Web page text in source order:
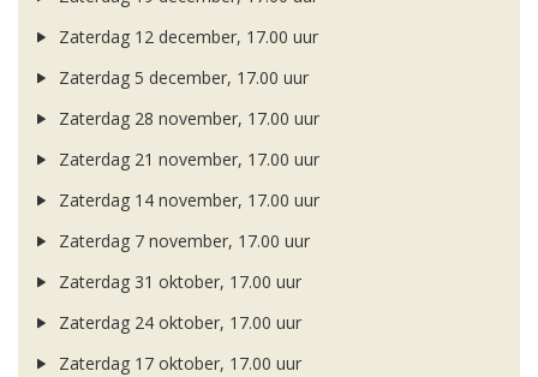
Zaterdag 12 december, 17.00 uur
Zaterdag 5 december, 17.00 uur
Zaterdag 28 november, 17.00 uur
Zaterdag 21 november, 17.00 uur
Zaterdag 14 november, 17.00 uur
Zaterdag 7 november, 17.00 uur
Zaterdag 31 oktober, 17.00 uur
Zaterdag 24 oktober, 17.00 uur
Zaterdag 17 oktober, 17.00 uur